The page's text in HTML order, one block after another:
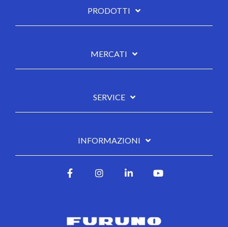
PRODOTTI
MERCATI
SERVICE
INFORMAZIONI
FacebookInstagram
LinkedIn